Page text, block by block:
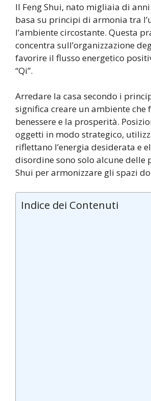
Il Feng Shui, nato migliaia di
basa su principi di armonia tra
l’ambiente circostante. Questa
concentra sull’organizzazione
favorire il flusso energetico
“Qi”.
Arredare la casa secondo i
significa creare un ambiente che
benessere e la prosperità.
oggetti in modo strategico,
riflettano l’energia desiderata e
disordine sono solo alcune delle
Shui per armonizzare gli spazi
Indice dei Contenuti